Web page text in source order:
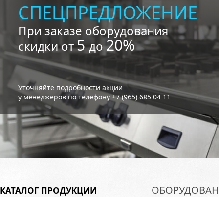
СПЕЦПРЕДЛОЖЕНИЕ
При заказе оборудования
скидки от5до20%
Уточняйте подробности акции
у менеджеров по телефону +7 (965) 685 04 11
КАТАЛОГ ПРОДУКЦИИ